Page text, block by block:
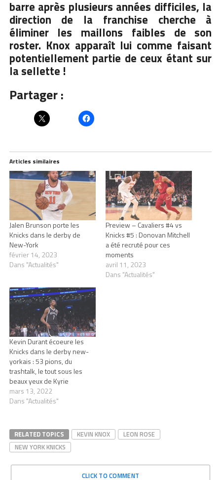
barre après plusieurs années difficiles, la
direction de la franchise cherche à
éliminer les maillons faibles de son
roster. Knox apparaît lui comme faisant
potentiellement partie de ceux étant sur
la sellette !
Partager :
Articles similaires
Jalen Brunson porte les
Knicks dans le derby de
New-York
février 14, 2023
Dans "Actualités"
Preview – Cavaliers #4 vs
Knicks #5 : Donovan Mitchell
a été recruté pour ces
moments
avril 11, 2023
Dans "Actualités"
Kevin Durant écoeure les
Knicks dans le derby new-
yorkais : 53 pions, du
trashtalk, le tout sous les
beaux yeux de Kyrie
mars 13, 2022
Dans "Actualités"
RELATED TOPICS KEVIN KNOX
LEON ROSE
NEW YORK KNICKS
CLICK TO COMMENT